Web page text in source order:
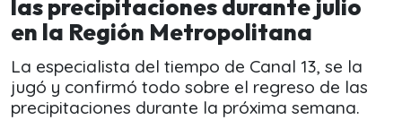
las precipitaciones durante julio
en la Región Metropolitana
La especialista del tiempo de Canal 13, se la
jugó y confirmó todo sobre el regreso de las
precipitaciones durante la próxima semana.